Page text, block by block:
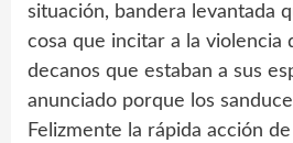
situación, bandera levantada
cosa que incitar a la violencia
decanos que estaban a sus
anunciado porque los
Felizmente la rápida acción